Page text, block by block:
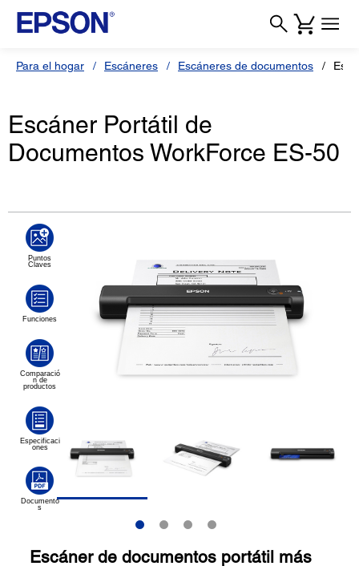
Para el hogar Escáneres Escáneres de documentos
Escáner Portátil de
Documentos WorkForce ES-50
Escáner de documentos portátil más